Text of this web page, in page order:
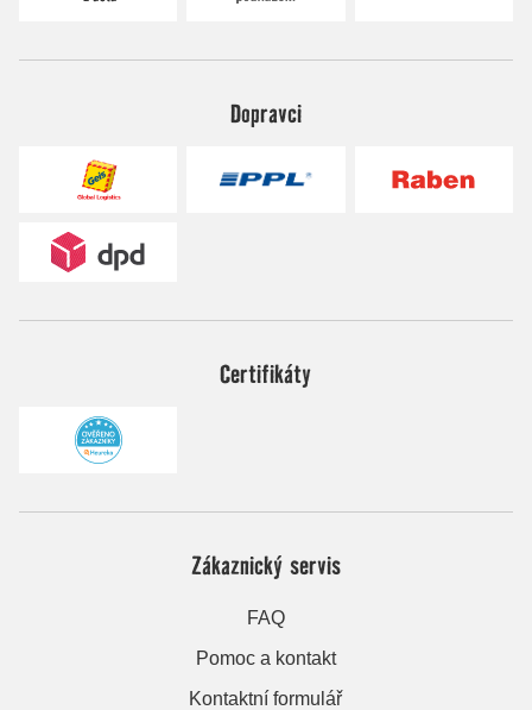
Dopravci
Certifikáty
Zákaznický servis
FAQ
Pomoc a kontakt
Kontaktní formulář